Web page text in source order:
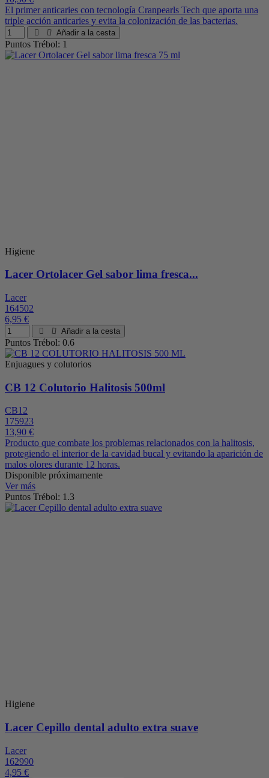
El primer anticaries con tecnología Cranpearls Tech que aporta una
triple acción anticaries y evita la colonización de las bacterias.
Añadir a la cesta
Puntos Trébol: 1
Higiene
Lacer Ortolacer Gel sabor lima fresca...
Lacer
164502
6,95 €
Añadir a la cesta
Puntos Trébol: 0.6
Enjuagues y colutorios
CB 12 Colutorio Halitosis 500ml
CB12
175923
13,90 €
Producto que combate los problemas relacionados con la halitosis,
protegiendo el interior de la cavidad bucal y evitando la aparición de
malos olores durante 12 horas.
Disponible próximamente
Ver más
Puntos Trébol: 1.3
Higiene
Lacer Cepillo dental adulto extra suave
Lacer
162990
4,95 €